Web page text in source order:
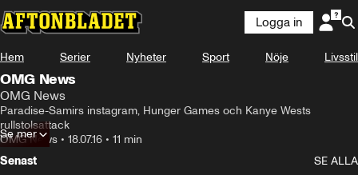
Logga in
Hem Serier Nyheter Sport Nöje Livsstil
OMG News
OMG News
Paradise-Samirs instagram, Hunger Games och Kanye Wests
rullstolsattack
OMG News • 18.07.16 • 11 min
Se mer
Senast
SE ALLA